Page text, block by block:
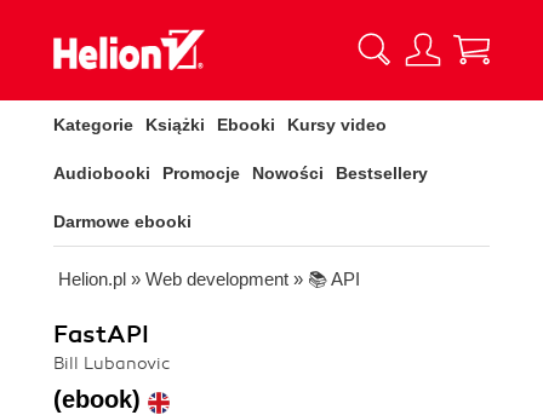
Kategorie Książki Ebooki Kursy video
Audiobooki Promocje Nowości Bestsellery
Darmowe ebooki
Helion.pl » Web development » 📚 API
FastAPI
Bill Lubanovic
(ebook)